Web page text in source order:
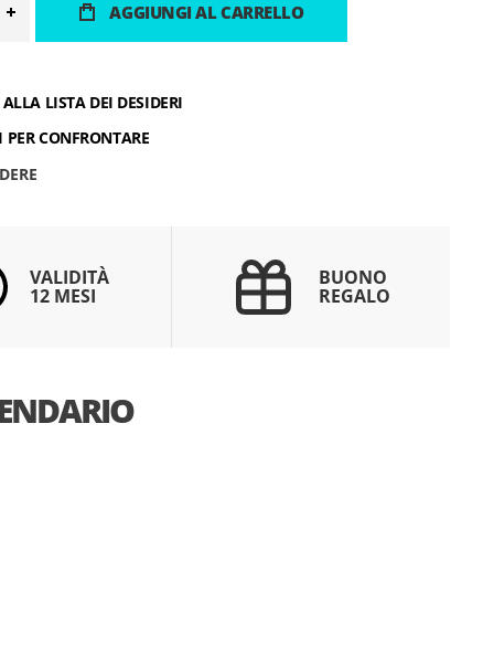
AGGIUNGI AL CARRELLO
LISTA DEI DESIDERI
CONFRONTARE
VALIDITÀ
12 MESI
BUONO
REGALO